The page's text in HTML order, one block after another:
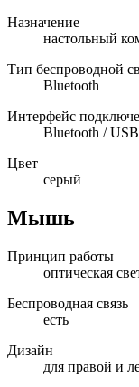
Назначение
настольный
Тип беспроводной
Bluetooth
Интерфейс
Bluetooth / USB
Цвет
серый
Мышь
Принцип работы
оптическая
Беспроводная связь
есть
Дизайн
для правой и